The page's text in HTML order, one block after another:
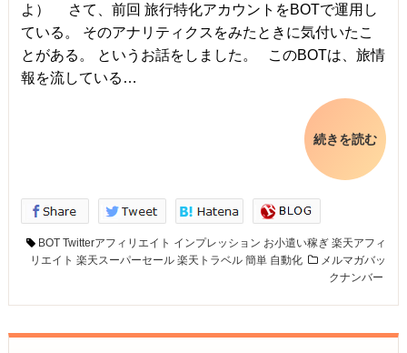
よ） さて、前回 旅行特化アカウントをBOTで運用し
ている。 そのアナリティクスをみたときに気付いたこ
とがある。 というお話をしました。 このBOTは、旅情
報を流している…
続きを読む
BOT Twitterアフィリエイト インプレッション お小遣い稼ぎ 楽天アフィ
リエイト 楽天スーパーセール 楽天トラベル 簡単 自動化
メルマガバッ
クナンバー